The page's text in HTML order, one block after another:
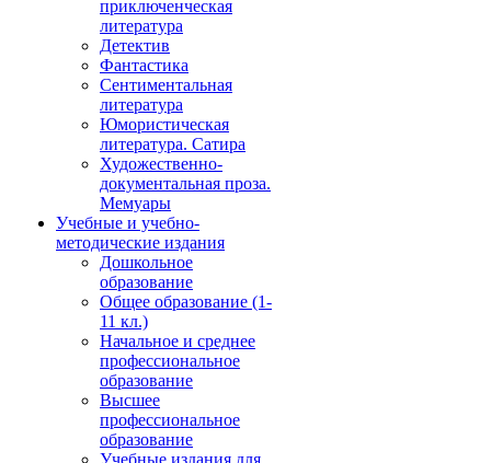
приключенческая
литература
Детектив
Фантастика
Сентиментальная
литература
Юмористическая
литература. Сатира
Художественно-
документальная проза.
Мемуары
Учебные и учебно-
методические издания
Дошкольное
образование
Общее образование (1-
11 кл.)
Начальное и среднее
профессиональное
образование
Высшее
профессиональное
образование
Учебные издания для